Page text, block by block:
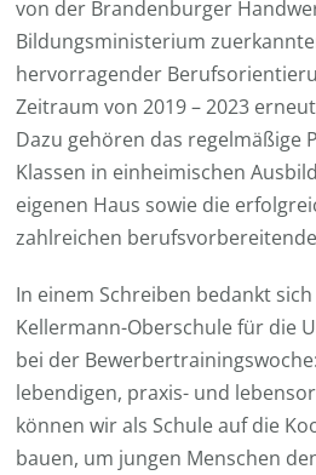
von der Brandenburger
Bildungsministerium
hervorragender
Zeitraum von 2019 – 2023
Dazu gehören das regelmäßige
Klassen in einheimischen
eigenen Haus sowie die
zahlreichen
In einem Schreiben bedankt
Kellermann-Oberschule für die
bei der
lebendigen, praxis- und
können wir als Schule auf die
bauen, um jungen Menschen